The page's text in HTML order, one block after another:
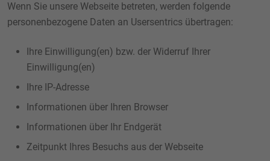
Wenn Sie unsere Webseite betreten, werden folgende
personenbezogene Daten an Usersentrics übertragen:
Ihre Einwilligung(en) bzw. der Widerruf Ihrer
Einwilligung(en)
Ihre IP-Adresse
Informationen über Ihren Browser
Informationen über Ihr Endgerät
Zeitpunkt Ihres Besuchs aus der Webseite